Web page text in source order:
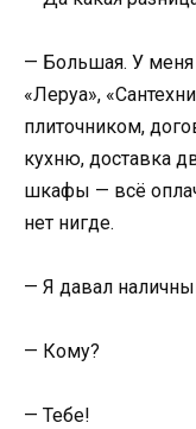
— Большая. У меня
«Леруа»,
плиточником,
кухню, доставка
шкафы — всё
нет нигде.
— Я давал
— Кому?
— Тебе!